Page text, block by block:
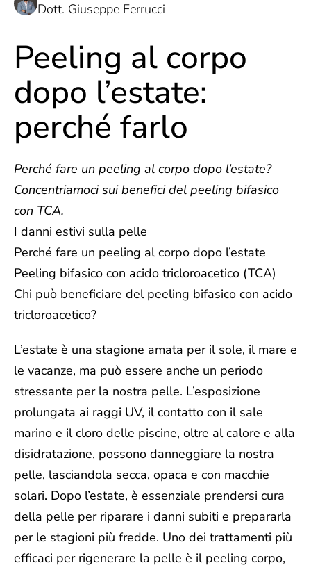
Dott. Giuseppe Ferrucci
Peeling al corpo
dopo l’estate:
perché farlo
Perché fare un peeling al corpo dopo l’estate?
Concentriamoci sui benefici del peeling bifasico
con TCA.
I danni estivi sulla pelle
Perché fare un peeling al corpo dopo l’estate
Peeling bifasico con acido tricloroacetico (TCA)
Chi può beneficiare del peeling bifasico con acido
tricloroacetico?
L’estate è una stagione amata per il sole, il mare e
le vacanze, ma può essere anche un periodo
stressante per la nostra pelle. L’esposizione
prolungata ai raggi UV, il contatto con il sale
marino e il cloro delle piscine, oltre al calore e alla
disidratazione, possono danneggiare la nostra
pelle, lasciandola secca, opaca e con macchie
solari. Dopo l’estate, è essenziale prendersi cura
della pelle per riparare i danni subiti e prepararla
per le stagioni più fredde. Uno dei trattamenti più
efficaci per rigenerare la pelle è il peeling corpo,